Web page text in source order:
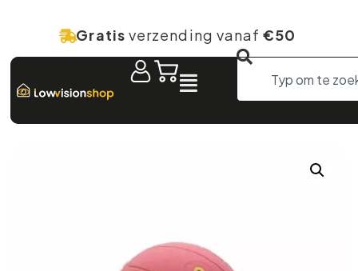
Gratis verzending vanaf €50